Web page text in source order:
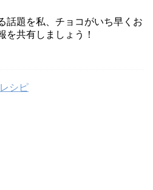
話題を私、チョコがいち早くお
を共有しましょう！
シピ